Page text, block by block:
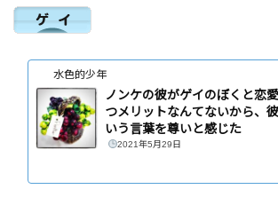
水色的少年
ノンケの彼がゲイのぼくと恋
つメリットなんてないから、
いう言葉を尊いと感じた
2021年5月29日